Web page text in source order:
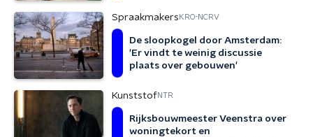
Spraakmakers KRO-NCRV
De sloopkogel door Amsterdam:
'Er vindt te weinig discussie
plaats over gebouwen'
KunststofNTR
Rijksbouwmeester Veenstra over
woningtekort en